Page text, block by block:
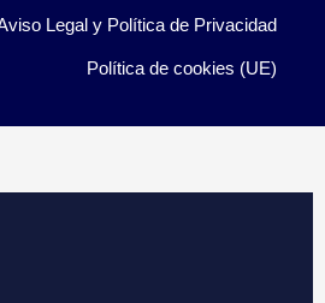
Legal y Política de Privacidad
Política de cookies (UE)